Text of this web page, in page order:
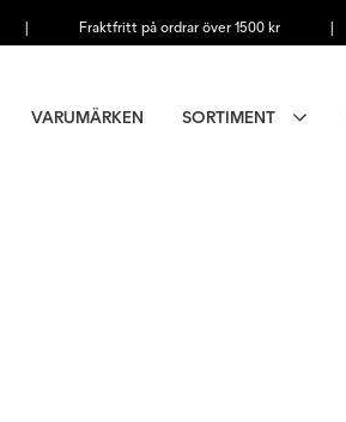
| Fraktfritt på ordrar över 1500 kr |
VARUMÄRKEN SORTIMENT